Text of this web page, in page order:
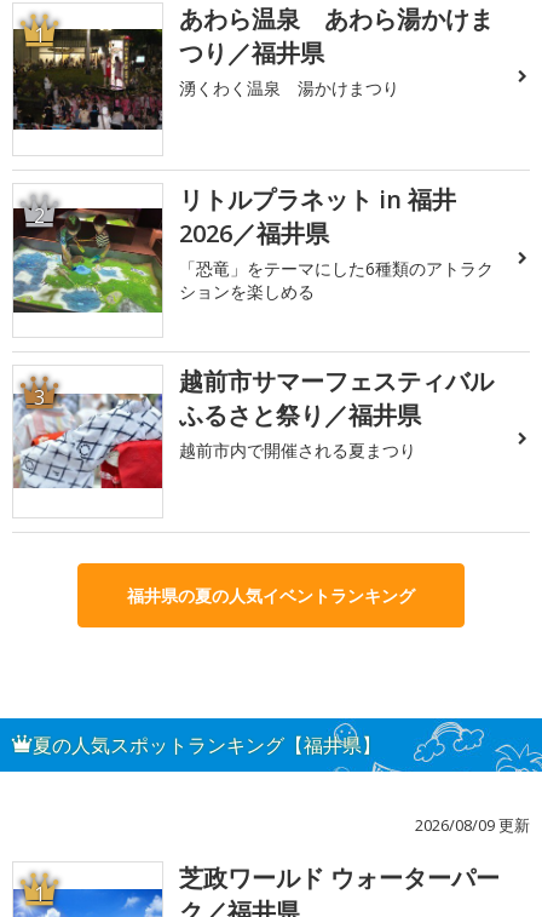
1
あわら温泉 あわら湯かけま
つり／福井県
湧くわく温泉 湯かけまつり
2
リトルプラネット in 福井
2026／福井県
「恐竜」をテーマにした6種類のアトラク
ションを楽しめる
3
越前市サマーフェスティバル
ふるさと祭り／福井県
越前市内で開催される夏まつり
福井県の夏の人気イベントランキング
夏の人気スポットランキング【福井県】
2026/08/09 更新
1
芝政ワールド ウォーターパー